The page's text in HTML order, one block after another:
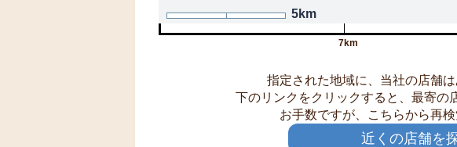
5km
7km
指定された地域に、当社の店舗は
下のリンクをクリックすると、最寄の
お手数ですが、こちらから再検
近くの店舗を